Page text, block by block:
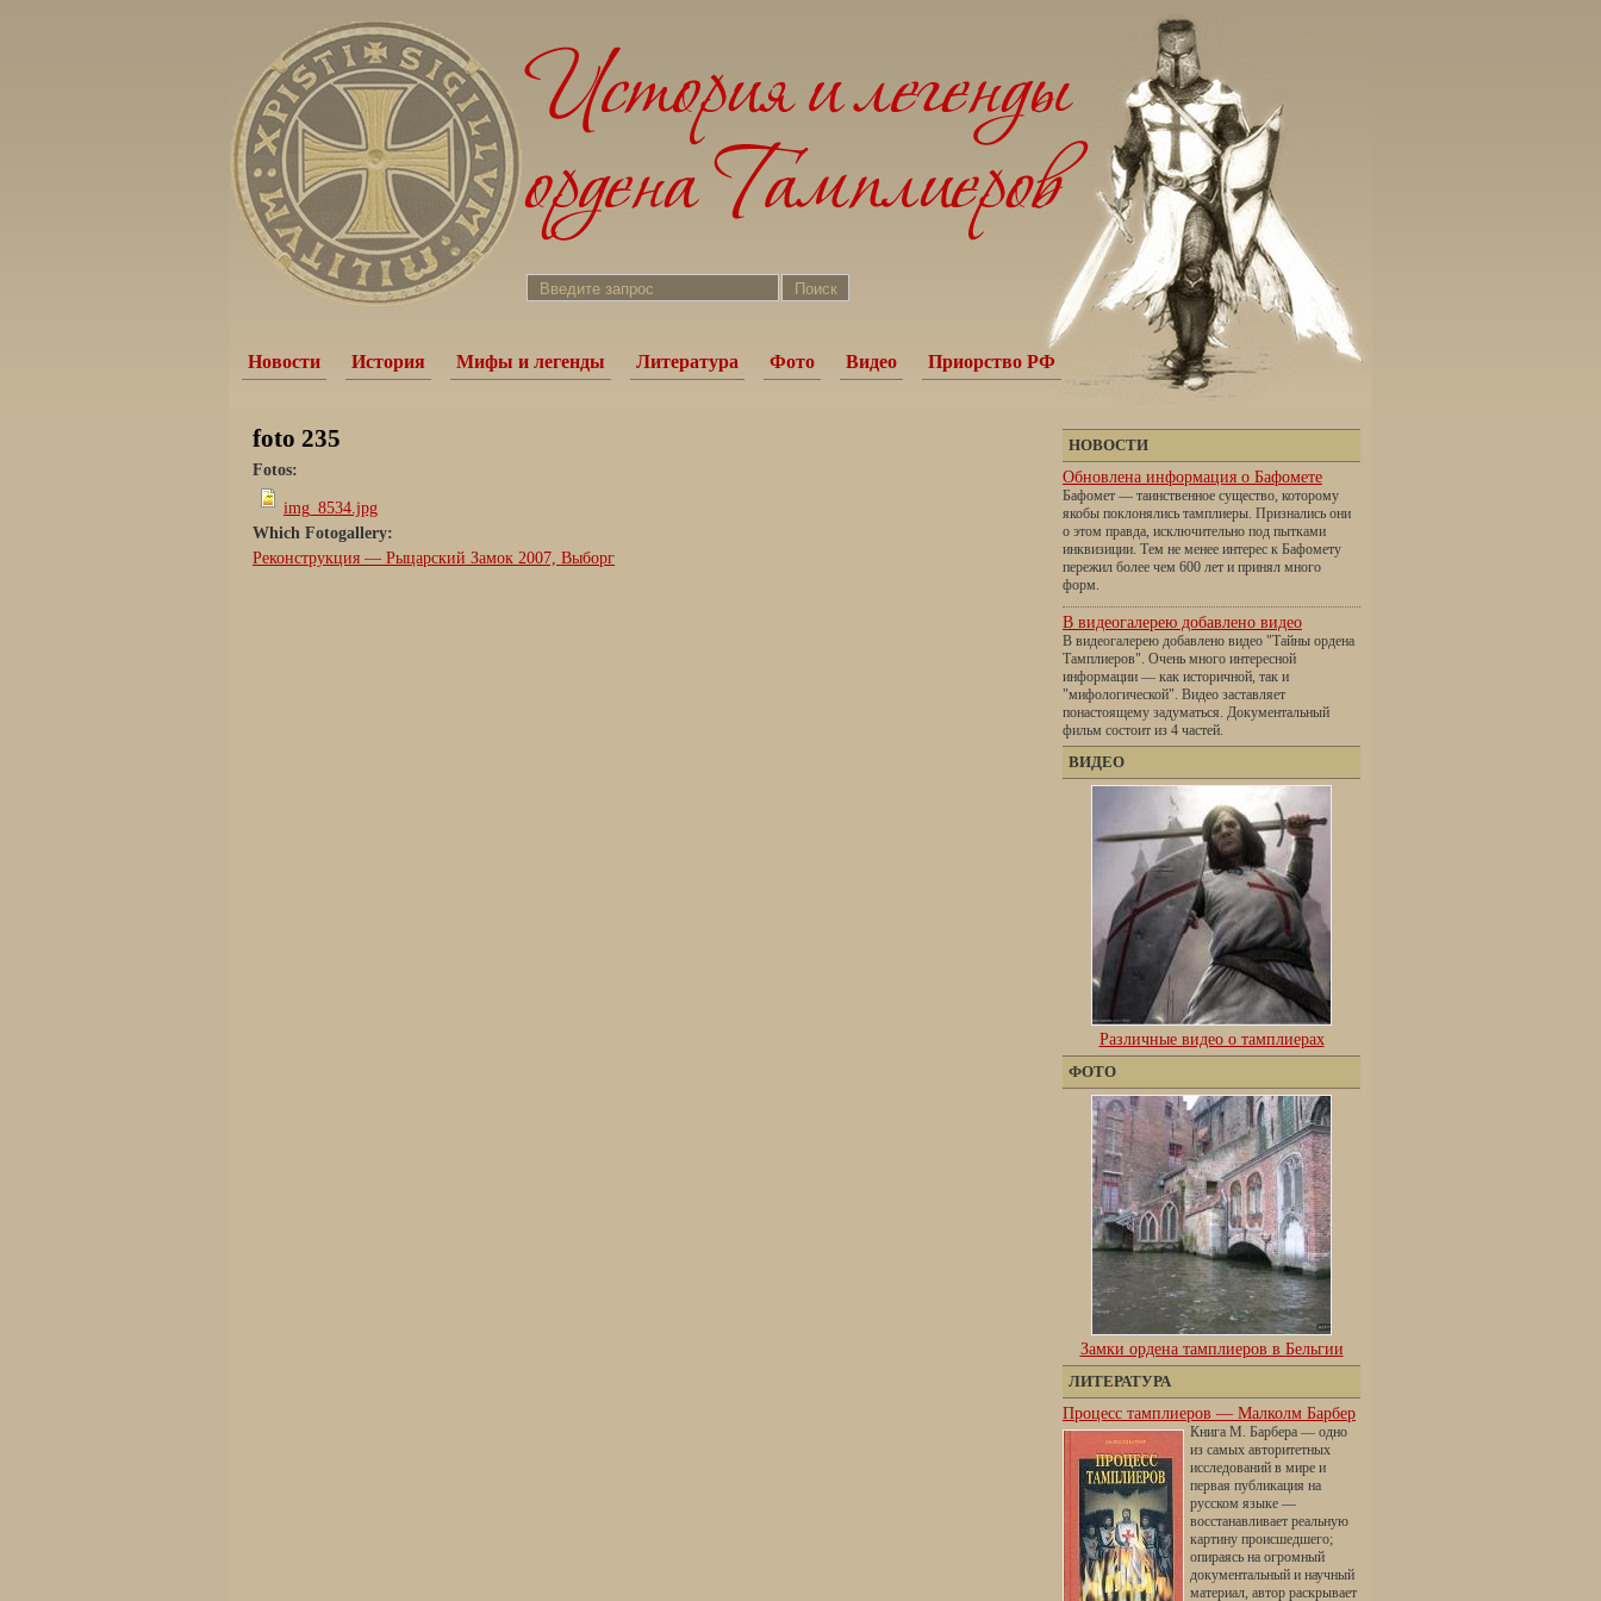
Новости История Мифы и легенды Литература Фото Видео Приорство РФ
foto 235
Fotos:
img_8534.jpg
Which Fotogallery:
Реконструкция — Рыцарский Замок 2007, Выборг
НОВОСТИ
Обновлена информация о Бафомете
Бафомет — таинственное существо, которому
якобы поклонялись тамплиеры. Признались они
о этом правда, исключительно под пытками
инквизиции. Тем не менее интерес к Бафомету
пережил более чем 600 лет и принял много
форм.
В видеогалерею добавлено видео
В видеогалерею добавлено видео "Тайны ордена
Тамплиеров". Очень много интересной
информации — как историчной, так и
"мифологической". Видео заставляет
понастоящему задуматься. Документальный
фильм состоит из 4 частей.
ВИДЕО
Различные видео о тамплиерах
ФОТО
Замки ордена тамплиеров в Бельгии
ЛИТЕРАТУРА
Процесс тамплиеров — Малколм Барбер
Книга М. Барбера — одно
из самых авторитетных
исследований в мире и
первая публикация на
русском языке —
восстанавливает реальную
картину происшедшего;
опираясь на огромный
документальный и научный
материал, автор раскрывает